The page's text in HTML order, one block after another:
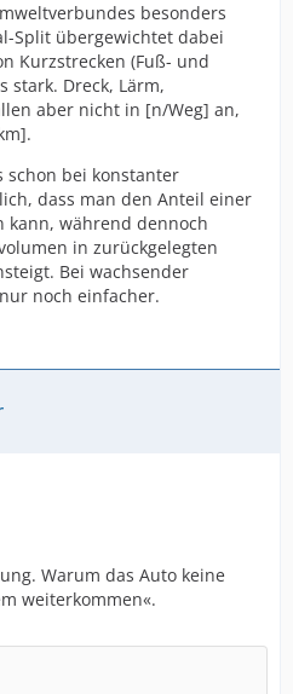
besonders
Split übergewichtet dabei
Kurzstrecken (Fuß- und
stark. Dreck, Lärm,
aber nicht in [n/Weg] an,
schon bei konstanter
dass man den Anteil einer
kann, während dennoch
in zurückgelegten
Bei wachsender
noch einfacher.
Warum das Auto keine
weiterkommen«.